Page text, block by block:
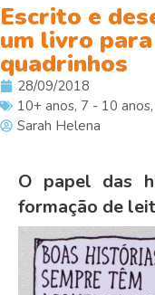
Escrito e
um livro
quadrinhos
28/09/2018
10+ anos, 7 - 10 anos,
Sarah Helena
O papel das
formação de